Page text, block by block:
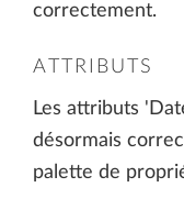
correctement.
ATTRIBUTS
Les attributs
désormais
palette de